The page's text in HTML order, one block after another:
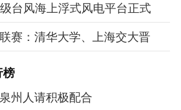
台风海上浮式风电平台正式
赛：清华大学、上海交大晋
榜
州人请积极配合